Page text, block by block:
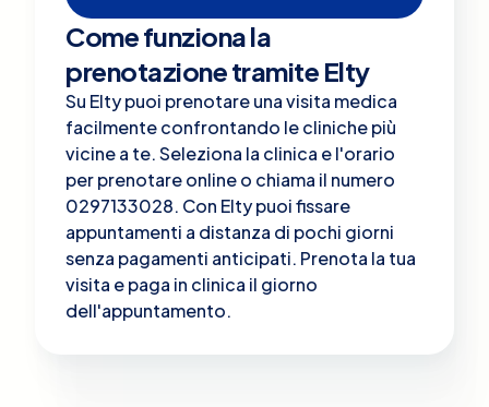
Come funziona la
prenotazione tramite Elty
Su Elty puoi prenotare una visita medica
facilmente confrontando le cliniche più
vicine a te. Seleziona la clinica e l'orario
per prenotare online o chiama il numero
0297133028. Con Elty puoi fissare
appuntamenti a distanza di pochi giorni
senza pagamenti anticipati. Prenota la tua
visita e paga in clinica il giorno
dell'appuntamento.